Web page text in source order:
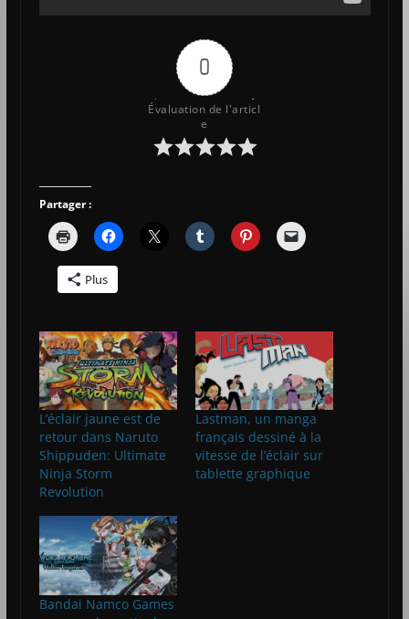
0
Évaluation de l'articl
e
Partager :
Plus
L’éclair jaune est de
retour dans Naruto
Shippuden: Ultimate
Ninja Storm
Revolution
Lastman, un manga
français dessiné à la
vitesse de l’éclair sur
tablette graphique
Bandai Namco Games